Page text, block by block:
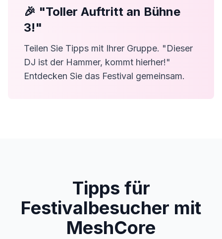
🎉 "Toller Auftritt an Bühne
3!"
Teilen Sie Tipps mit Ihrer Gruppe. "Dieser
DJ ist der Hammer, kommt hierher!"
Entdecken Sie das Festival gemeinsam.
Tipps für
Festivalbesucher mit
MeshCore